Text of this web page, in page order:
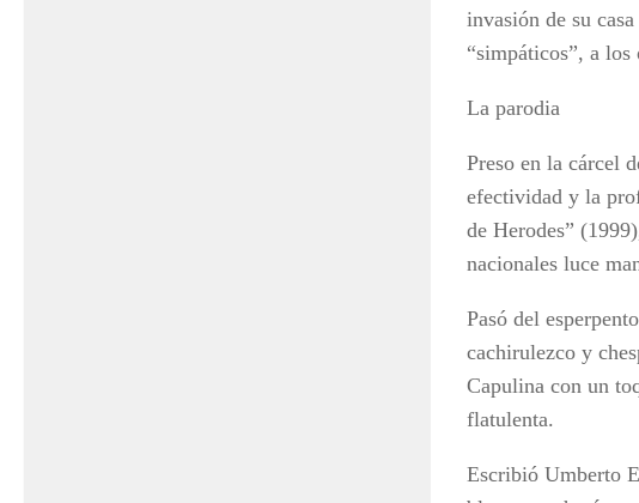
invasión de su
“simpáticos”, a
La parodia
Preso en la cárcel
efectividad y la
de Herodes”
nacionales luce
Pasó del
cachirulezco y
Capulina con un
flatulenta.
Escribió Umberto